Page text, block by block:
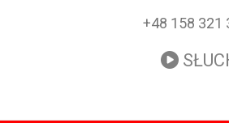
+48 158 321